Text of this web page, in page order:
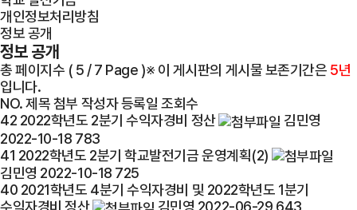
개인정보처리방침
정보 공개
정보 공개
총 페이지수 ( 5 / 7 Page )※ 이 게시판의 게시물 보존기간은 5년
입니다.
NO. 제목첨부 작성자등록일 조회수
42 2022학년도 2분기 수익자경비 정산
김민영
2022-10-18 783
41 2022학년도 2분기 학교발전기금 운영계획(2)
김민영 2022-10-18 725
40 2021학년도 4분기 수익자경비 및 2022학년도 1분기